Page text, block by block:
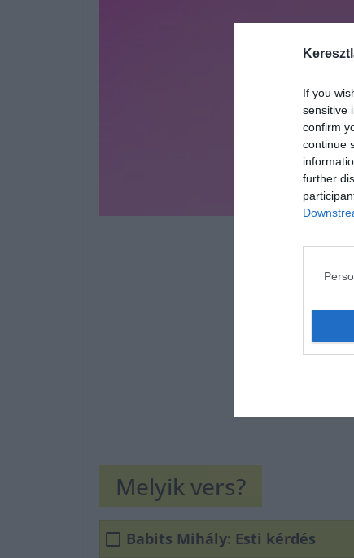
If you
sensitive
confirm
continue
further
Melyik vers?
Babits Mihály: Esti kérdés